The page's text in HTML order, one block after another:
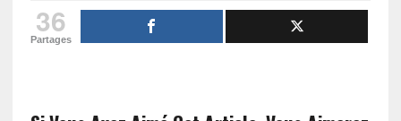
36
Partages